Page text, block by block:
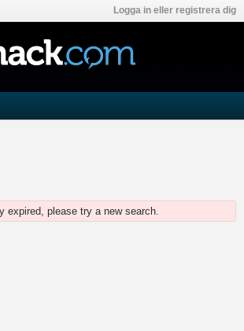
Logga in eller registrera dig
expired, please try a new search.